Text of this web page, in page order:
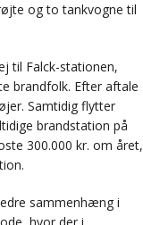
og to tankvogne til
til Falck-stationen,
brandfolk. Efter aftale
Samtidig flytter
brandstation på
300.000 kr. om året,
sammenhæng i